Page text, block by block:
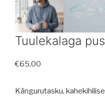
Tuulekalaga
€65,00
Kängurutasku,